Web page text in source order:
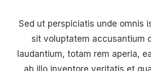
Sed ut perspiciatis unde omnis
sit voluptatem accusantium
laudantium, totam rem aperia,
ab illo inventore veritatis et